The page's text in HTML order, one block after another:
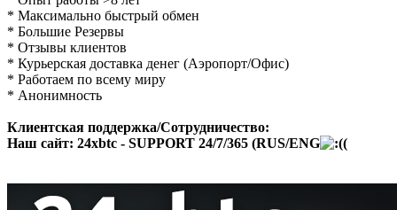
* Максимально быстрый обмен
* Большие Резервы
* Отзывы клиентов
* Курьерская доставка денег (Аэропорт/Офис)
* Работаем по всему миру
* Анонимность
Клиентская поддержка/Сотрудничество:
Наш сайт: 24xbtc - SUPPORT 24/7/365 (RUS/ENG (